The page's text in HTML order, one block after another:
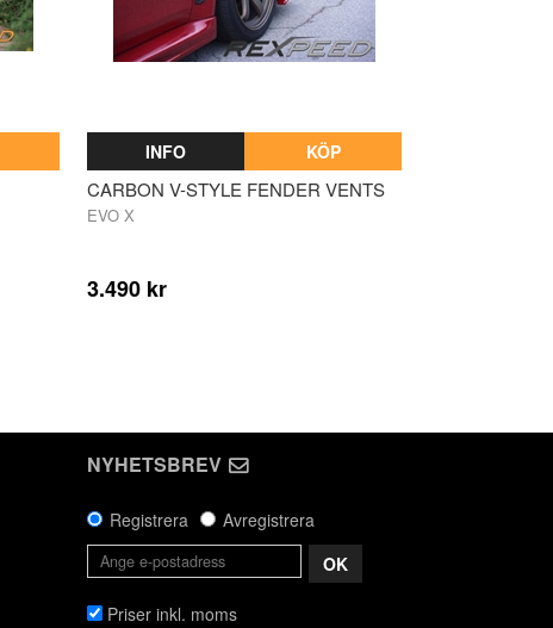
INFO KÖP
CARBON V-STYLE FENDER VENTS
EVO X
3.490 kr
NYHETSBREV
Registrera
Avregistrera
OK
Priser inkl. moms